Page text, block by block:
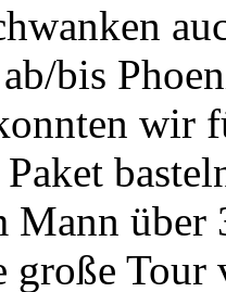
bis
wir
über
große